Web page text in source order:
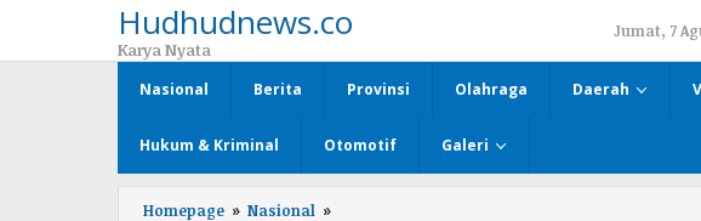
Hudhudnews.co
Karya Nyata
Jumat, 7
Nasional Berita Provinsi Olahraga Daerah
Hukum & Kriminal Otomotif Galeri
Homepage » Nasional »